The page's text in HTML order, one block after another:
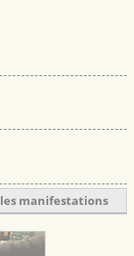
manifestations